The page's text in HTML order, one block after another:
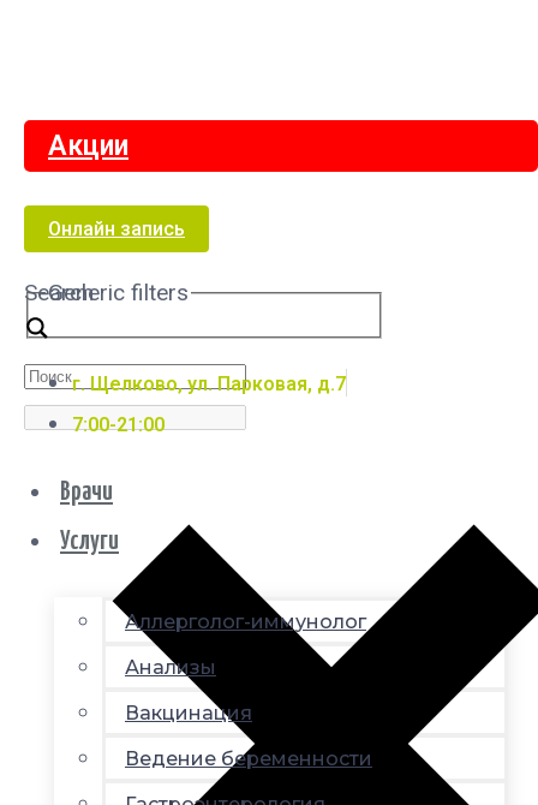
Акции
Онлайн запись
Search
Generic filters
г. Щелково, ул. Парковая, д.7
7:00-21:00
Врачи
Услуги
Аллерголог-иммунолог
Анализы
Вакцинация
Ведение беременности